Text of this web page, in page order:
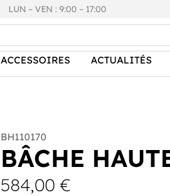
LUN – VEN : 9:00 – 17:00
ACCESSOIRES ACTUALITÉS
BH110170
BÂCHE
584,00 €